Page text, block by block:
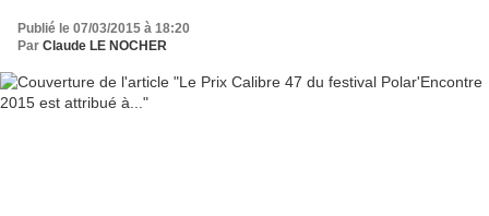
Publié le 07/03/2015 à 18:20
Par Claude LE NOCHER